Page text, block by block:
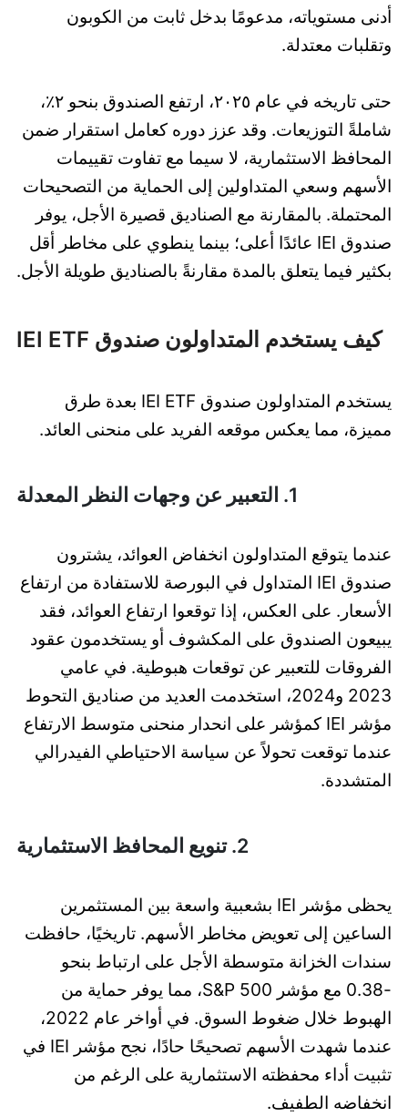
أدنى مستوياته، مدعومًا بدخل ثابت من الكوبون
وتقلبات معتدلة.
حتى تاريخه في عام ٢٠٢٥، ارتفع الصندوق بنحو ٢٪،
شاملةً التوزيعات. وقد عزز دوره كعامل استقرار ضمن
المحافظ الاستثمارية، لا سيما مع تفاوت تقييمات
الأسهم وسعي المتداولين إلى الحماية من التصحيحات
المحتملة. بالمقارنة مع الصناديق قصيرة الأجل، يوفر
صندوق IEI عائدًا أعلى؛ بينما ينطوي على مخاطر أقل
بكثير فيما يتعلق بالمدة مقارنةً بالصناديق طويلة الأجل.
كيف يستخدم المتداولون صندوق IEI ETF
يستخدم المتداولون صندوق IEI ETF بعدة طرق
مميزة، مما يعكس موقعه الفريد على منحنى العائد.
1. التعبير عن وجهات النظر المعدلة
عندما يتوقع المتداولون انخفاض العوائد، يشترون
صندوق IEI المتداول في البورصة للاستفادة من ارتفاع
الأسعار. على العكس، إذا توقعوا ارتفاع العوائد، فقد
يبيعون الصندوق على المكشوف أو يستخدمون عقود
الفروقات للتعبير عن توقعات هبوطية. في عامي
2023 و2024، استخدمت العديد من صناديق التحوط
مؤشر IEI كمؤشر على انحدار منحنى متوسط الارتفاع
عندما توقعت تحولاً عن سياسة الاحتياطي الفيدرالي
المتشددة.
2. تنويع المحافظ الاستثمارية
يحظى مؤشر IEI بشعبية واسعة بين المستثمرين
الساعين إلى تعويض مخاطر الأسهم. تاريخيًا، حافظت
سندات الخزانة متوسطة الأجل على ارتباط بنحو
-0.38 مع مؤشر S&P 500، مما يوفر حماية من
الهبوط خلال ضغوط السوق. في أواخر عام 2022،
عندما شهدت الأسهم تصحيحًا حادًا، نجح مؤشر IEI في
تثبيت أداء محفظته الاستثمارية على الرغم من
انخفاضه الطفيف.